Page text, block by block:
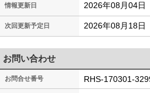
情報更新日 2026年08月04日
次回更新予定日 2026年08月18日
お問い合わせ
お問合せ番号 RHS-170301-